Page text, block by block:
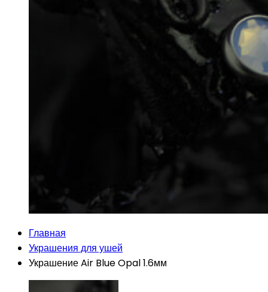
Главная
Украшения для ушей
Украшение Air Blue Opal 1.6мм